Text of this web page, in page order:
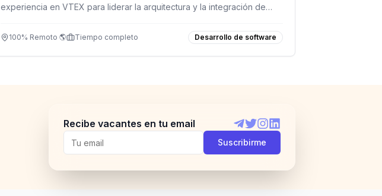
experiencia en VTEX para liderar la arquitectura y la integración de
100% Remoto 🌎 Tiempo completo Desarrollo de software
Recibe vacantes en tu email
Telegram
TwitterInstagram
LinkedIn
Suscribirme